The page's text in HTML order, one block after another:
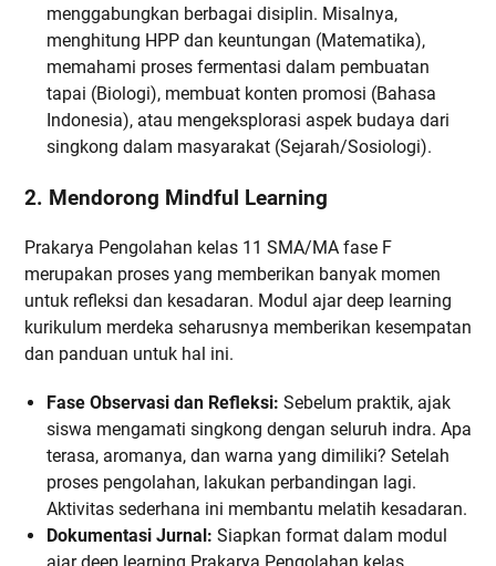
menggabungkan berbagai disiplin. Misalnya,
menghitung HPP dan keuntungan (Matematika),
memahami proses fermentasi dalam pembuatan
tapai (Biologi), membuat konten promosi (Bahasa
Indonesia), atau mengeksplorasi aspek budaya dari
singkong dalam masyarakat (Sejarah/Sosiologi).
2. Mendorong Mindful Learning
Prakarya Pengolahan kelas 11 SMA/MA fase F
merupakan proses yang memberikan banyak momen
untuk refleksi dan kesadaran. Modul ajar deep learning
kurikulum merdeka seharusnya memberikan kesempatan
dan panduan untuk hal ini.
Fase Observasi dan Refleksi: Sebelum praktik, ajak
siswa mengamati singkong dengan seluruh indra. Apa
terasa, aromanya, dan warna yang dimiliki? Setelah
proses pengolahan, lakukan perbandingan lagi.
Aktivitas sederhana ini membantu melatih kesadaran.
Dokumentasi Jurnal: Siapkan format dalam modul